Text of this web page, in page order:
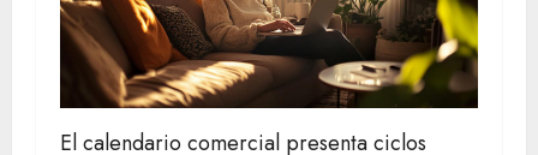
El calendario comercial presenta ciclos